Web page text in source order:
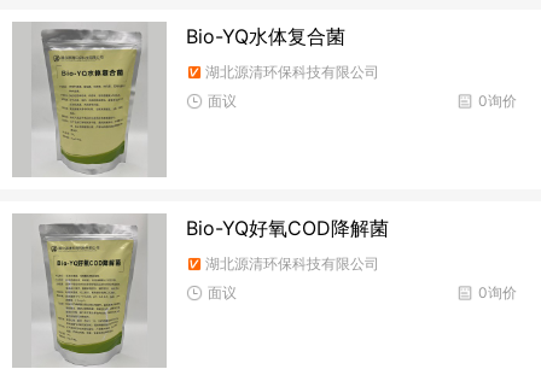
Bio-YQ水体复合菌
湖北源清环保科技有限公司
0询价
面议
Bio-YQ好氧COD降解菌
湖北源清环保科技有限公司
0询价
面议